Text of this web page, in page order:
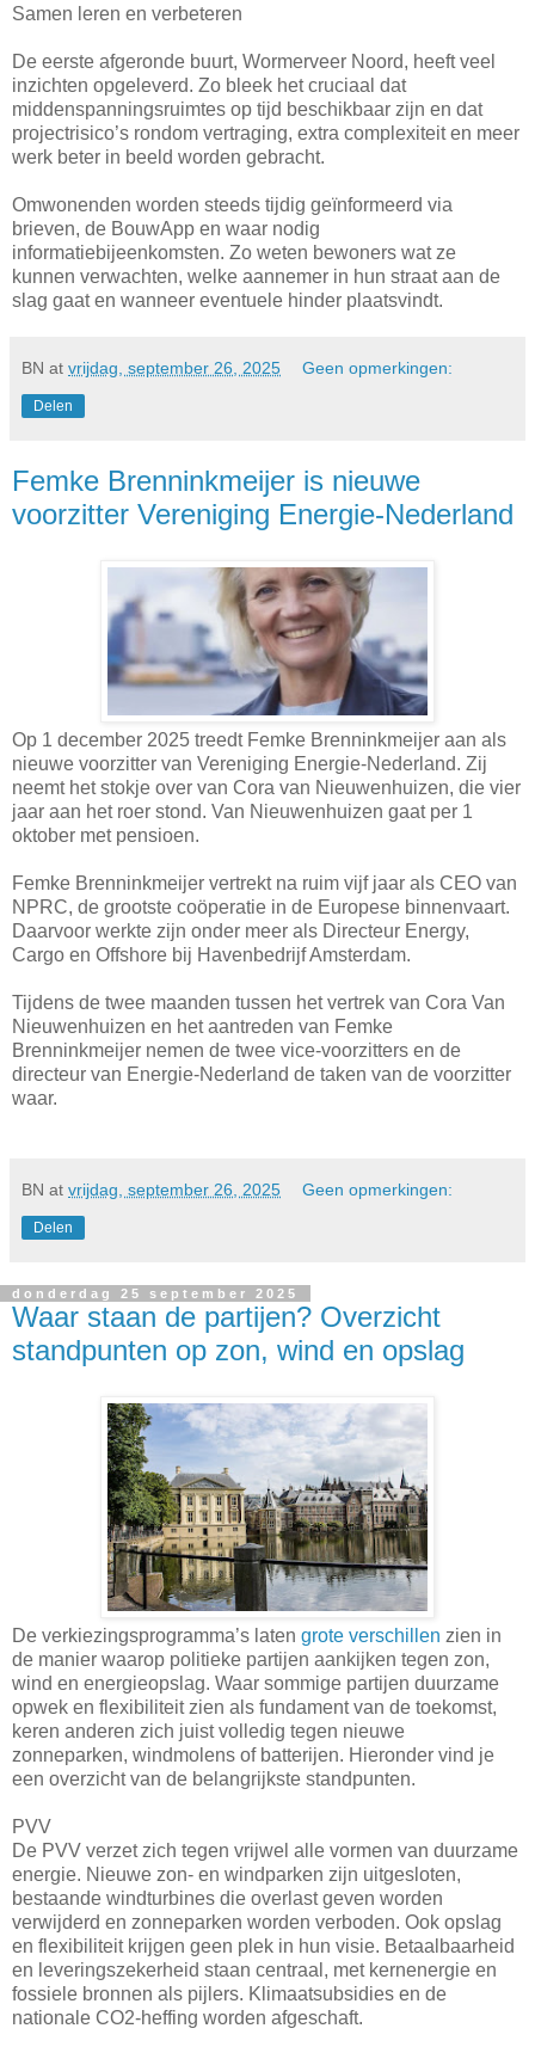
Samen leren en verbeteren
De eerste afgeronde buurt, Wormerveer Noord, heeft veel
inzichten opgeleverd. Zo bleek het cruciaal dat
middenspanningsruimtes op tijd beschikbaar zijn en dat
projectrisico’s rondom vertraging, extra complexiteit en meer
werk beter in beeld worden gebracht.
Omwonenden worden steeds tijdig geïnformeerd via
brieven, de BouwApp en waar nodig
informatiebijeenkomsten. Zo weten bewoners wat ze
kunnen verwachten, welke aannemer in hun straat aan de
slag gaat en wanneer eventuele hinder plaatsvindt.
BN at vrijdag, september 26, 2025 Geen opmerkingen:
Delen
Femke Brenninkmeijer is nieuwe
voorzitter Vereniging Energie-Nederland
Op 1 december 2025 treedt Femke Brenninkmeijer aan als
nieuwe voorzitter van Vereniging Energie-Nederland. Zij
neemt het stokje over van Cora van Nieuwenhuizen, die vier
jaar aan het roer stond. Van Nieuwenhuizen gaat per 1
oktober met pensioen.
Femke Brenninkmeijer vertrekt na ruim vijf jaar als CEO van
NPRC, de grootste coöperatie in de Europese binnenvaart.
Daarvoor werkte zijn onder meer als Directeur Energy,
Cargo en Offshore bij Havenbedrijf Amsterdam.
Tijdens de twee maanden tussen het vertrek van Cora Van
Nieuwenhuizen en het aantreden van Femke
Brenninkmeijer nemen de twee vice-voorzitters en de
directeur van Energie-Nederland de taken van de voorzitter
waar.
BN at vrijdag, september 26, 2025 Geen opmerkingen:
Delen
donderdag 25 september 2025
Waar staan de partijen? Overzicht
standpunten op zon, wind en opslag
De verkiezingsprogramma’s laten grote verschillen zien in
de manier waarop politieke partijen aankijken tegen zon,
wind en energieopslag. Waar sommige partijen duurzame
opwek en flexibiliteit zien als fundament van de toekomst,
keren anderen zich juist volledig tegen nieuwe
zonneparken, windmolens of batterijen. Hieronder vind je
een overzicht van de belangrijkste standpunten.
PVV
De PVV verzet zich tegen vrijwel alle vormen van duurzame
energie. Nieuwe zon- en windparken zijn uitgesloten,
bestaande windturbines die overlast geven worden
verwijderd en zonneparken worden verboden. Ook opslag
en flexibiliteit krijgen geen plek in hun visie. Betaalbaarheid
en leveringszekerheid staan centraal, met kernenergie en
fossiele bronnen als pijlers. Klimaatsubsidies en de
nationale CO2-heffing worden afgeschaft.